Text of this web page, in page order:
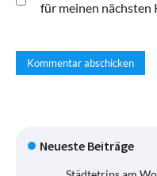
für meinen nächsten
Neueste Beiträge